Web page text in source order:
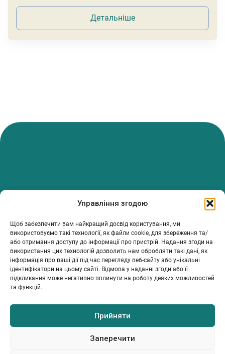
Управління згодою
Щоб забезпечити вам найкращий досвід користування, ми
використовуємо такі технології, як файли cookie, для збереження та/
або отримання доступу до інформації про пристрій. Надання згоди на
використання цих технологій дозволить нам обробляти такі дані, як
інформація про ваші дії під час перегляду веб-сайту або унікальні
ідентифікатори на цьому сайті. Відмова у наданні згоди або її
відкликання може негативно вплинути на роботу деяких можливостей
та функцій.
Прийняти
Заперечити
Детальніше
PanTerrea — спільнота, що дбає про фермерів.
Ми об’єднуємо людей, досвід і рішення, щоб допомагати вам
розвивати ферму з упевненістю та підтримкою.
ТОВ Пантерея
ЄДРПОУ 46213847
76018, Україна, Івано-Франківський р-н, Івано-Франківська
обл., місто Івано-Франківськ, вулиця Сахарова Академіка,
будинок 23
Каталог
Умови та положення
Політика конфіденційності
info@panterrea.com